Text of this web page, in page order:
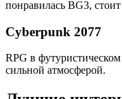
понравилась BG3,
Cyberpunk 2077
RPG в
сильной атмосферой.